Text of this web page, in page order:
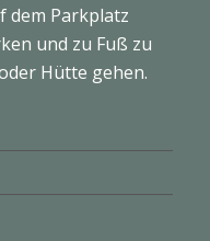
dem Parkplatz
und zu Fuß zu
Hütte gehen.